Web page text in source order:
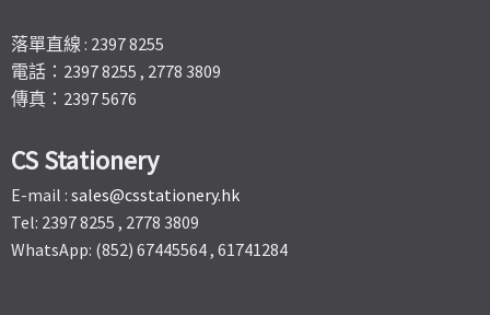
落單直線 : 2397 8255
電話：2397 8255 , 2778 3809
傳真：2397 5676
CS Stationery
E-mail : sales@csstationery.hk
Tel: 2397 8255 , 2778 3809
WhatsApp: (852) 67445564 , 61741284